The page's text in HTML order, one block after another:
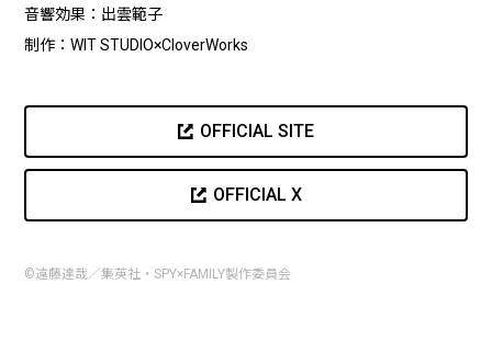
音響効果：出雲範子
制作：WIT STUDIO×CloverWorks
OFFICIAL SITE
OFFICIAL X
©遠藤達哉／集英社・SPY×FAMILY製作委員会